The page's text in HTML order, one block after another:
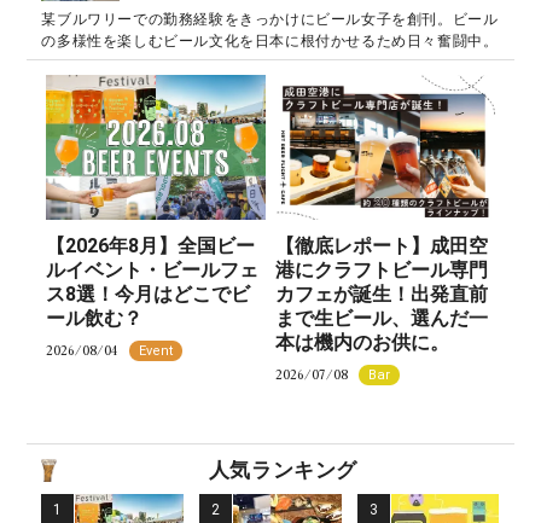
某ブルワリーでの勤務経験をきっかけにビール女子を創刊。ビール
の多様性を楽しむビール文化を日本に根付かせるため日々奮闘中。
【2026年8月】全国ビー
ルイベント・ビールフェ
ス8選！今月はどこでビ
ール飲む？
2026/08/04 Event
【徹底レポート】成田空
港にクラフトビール専門
カフェが誕生！出発直前
まで生ビール、選んだ一
本は機内のお供に。
2026/07/08 Bar
人気ランキング